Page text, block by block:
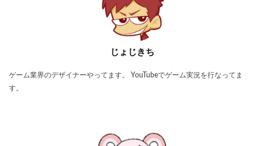
じょじきち
ゲーム業界のデザイナーやってます。 YouTubeでゲーム実況を行なってま
す。